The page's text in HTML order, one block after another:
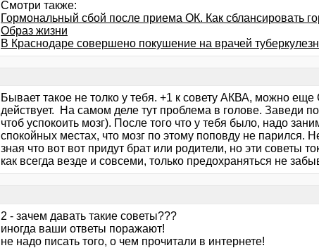
Смотри также:
Гормональный сбой после приема ОК. Как сблансировать
Образ жизни
В Краснодаре совершено покушение на врачей
Бывает такое не толко у тебя. +1 к совету АКВА, можно
действует. На самом деле тут проблема в голове. Заведи
чтоб успокоить мозг). После того что у тебя было, надо
спокойных местах, что мозг по этому поповду не парился.
зная что вот вот придут брат или родители, но эти советы
как всегда везде и совсеми, только предохраняться не
2 - зачем давать такие советы???
иногда ваши ответы поражают!
не надо писать того, о чем прочитали в интернете!